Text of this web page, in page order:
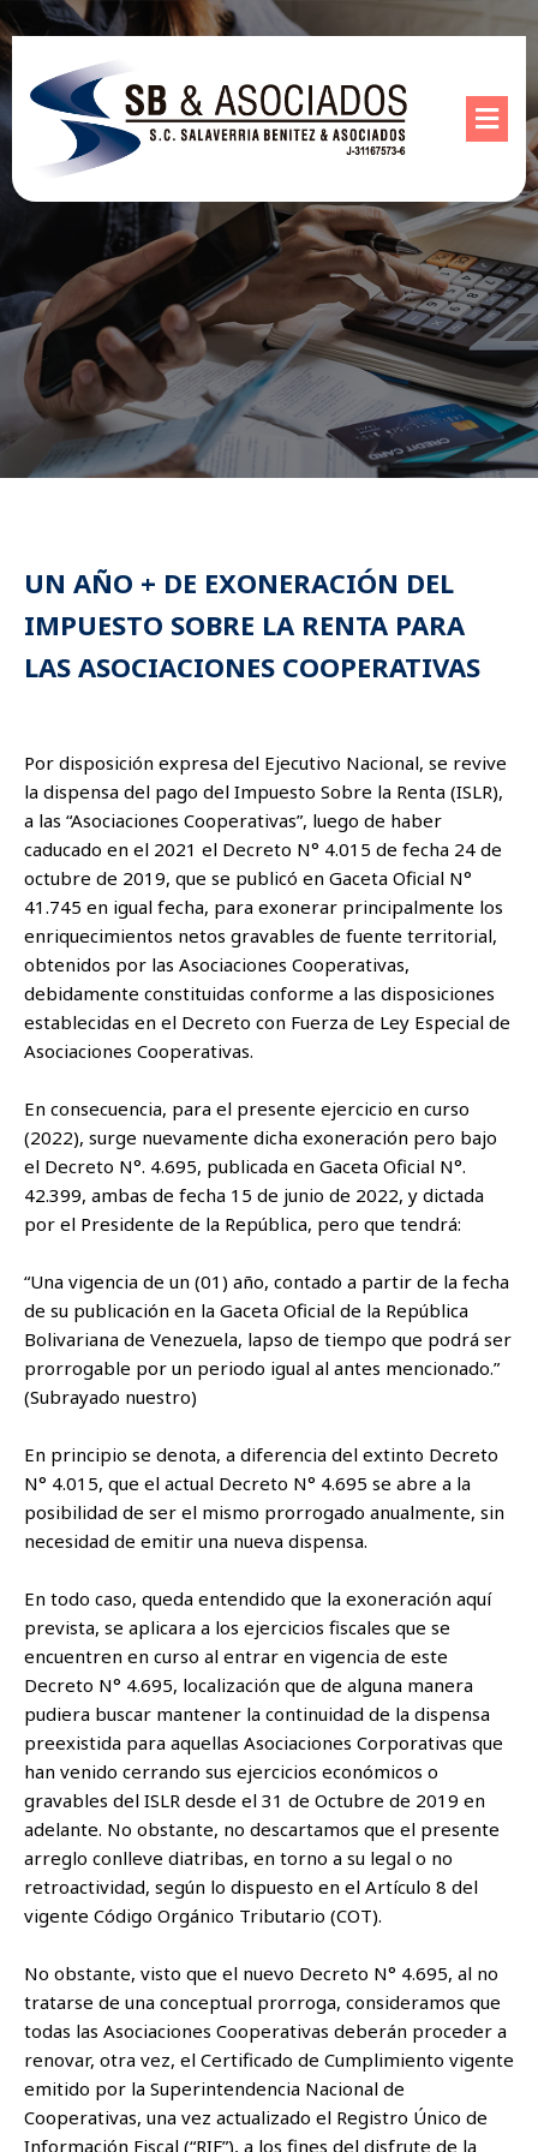
UN AÑO + DE EXONERACIÓN DEL
IMPUESTO SOBRE LA RENTA PARA
LAS ASOCIACIONES COOPERATIVAS
Por disposición expresa del Ejecutivo Nacional, se revive
la dispensa del pago del Impuesto Sobre la Renta (ISLR),
a las “Asociaciones Cooperativas”, luego de haber
caducado en el 2021 el Decreto N° 4.015 de fecha 24 de
octubre de 2019, que se publicó en Gaceta Oficial N°
41.745 en igual fecha, para exonerar principalmente los
enriquecimientos netos gravables de fuente territorial,
obtenidos por las Asociaciones Cooperativas,
debidamente constituidas conforme a las disposiciones
establecidas en el Decreto con Fuerza de Ley Especial de
Asociaciones Cooperativas.
En consecuencia, para el presente ejercicio en curso
(2022), surge nuevamente dicha exoneración pero bajo
el Decreto N°. 4.695, publicada en Gaceta Oficial N°.
42.399, ambas de fecha 15 de junio de 2022, y dictada
por el Presidente de la República, pero que tendrá:
“Una vigencia de un (01) año, contado a partir de la fecha
de su publicación en la Gaceta Oficial de la República
Bolivariana de Venezuela, lapso de tiempo que podrá ser
prorrogable por un periodo igual al antes mencionado.”
(Subrayado nuestro)
En principio se denota, a diferencia del extinto Decreto
N° 4.015, que el actual Decreto N° 4.695 se abre a la
posibilidad de ser el mismo prorrogado anualmente, sin
necesidad de emitir una nueva dispensa.
En todo caso, queda entendido que la exoneración aquí
prevista, se aplicara a los ejercicios fiscales que se
encuentren en curso al entrar en vigencia de este
Decreto N° 4.695, localización que de alguna manera
pudiera buscar mantener la continuidad de la dispensa
preexistida para aquellas Asociaciones Corporativas que
han venido cerrando sus ejercicios económicos o
gravables del ISLR desde el 31 de Octubre de 2019 en
adelante. No obstante, no descartamos que el presente
arreglo conlleve diatribas, en torno a su legal o no
retroactividad, según lo dispuesto en el Artículo 8 del
vigente Código Orgánico Tributario (COT).
No obstante, visto que el nuevo Decreto N° 4.695, al no
tratarse de una conceptual prorroga, consideramos que
todas las Asociaciones Cooperativas deberán proceder a
renovar, otra vez, el Certificado de Cumplimiento vigente
emitido por la Superintendencia Nacional de
Cooperativas, una vez actualizado el Registro Único de
Información Fiscal (“RIF”), a los fines del disfrute de la